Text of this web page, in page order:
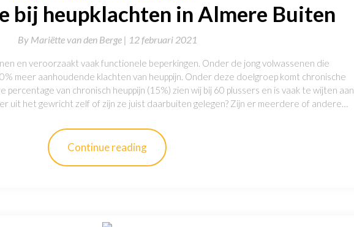
bij heupklachten in Almere Buiten
By Mariëtte van den Berge | 12 februari 2021
en veroorzaakt vaak functionele beperkingen. Onder de jong volwassenen die
meer aanhoudende klachten van heuppijn. Onder deze doelgroep komt chronische
percentage van chronisch heuppijn (15%) zien wij bij 60 plussers en is vaak te wijten aan
uit het gewricht zelf of zijn ze juist daarbuiten gelegen? Zijn er meerdere of andere…
Continue reading